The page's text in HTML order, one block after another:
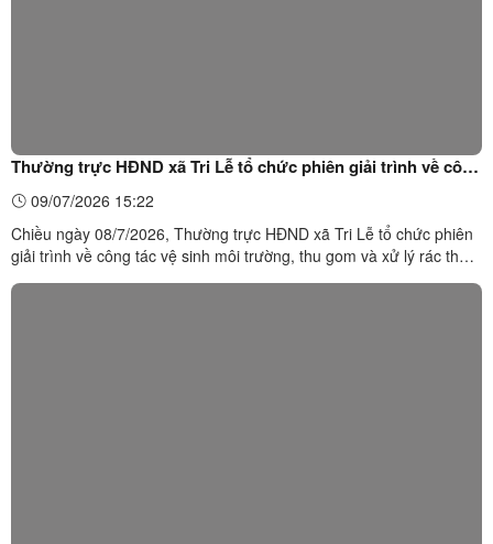
Thường trực HĐND xã Tri Lễ tổ chức phiên giải trình về công
tác vệ sinh môi trường, thu gom và xử lý rác thải sinh hoạt
09/07/2026 15:22
Chiều ngày 08/7/2026, Thường trực HĐND xã Tri Lễ tổ chức phiên
giải trình về công tác vệ sinh môi trường, thu gom và xử lý rác thải